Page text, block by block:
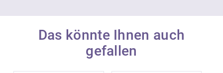
ätherischen Ölen in kosmetischen Produkten
beträgt in der Regel bis zu 1 %.
Ätherische Öle sind konzentrierte
Das könnte Ihnen auch
gefallen